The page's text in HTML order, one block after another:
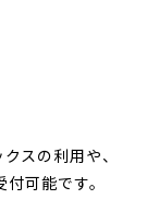
スの利用や、
可能です。